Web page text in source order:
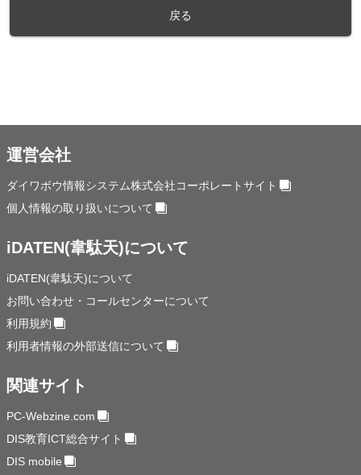
戻る
運営会社
ダイワボウ情報システム株式会社コーポレートサイト
個人情報の取り扱いについて
iDATEN(韋駄天)について
iDATEN(韋駄天)について
お問い合わせ・コールセンターについて
利用規約
利用者情報の外部送信について
関連サイト
PC-Webzine.com
DIS教育ICT総合サイト
DIS mobile